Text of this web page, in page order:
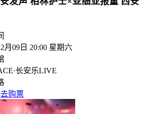
月09日 20:00 星期六
长安乐LIVE
去购票